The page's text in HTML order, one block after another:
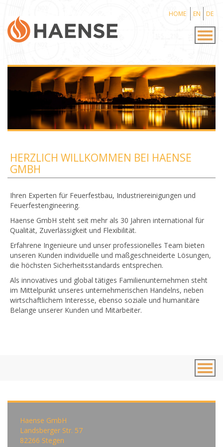
HOME DE
EN
HERZLICH WILLKOMMEN BEI HAENSE
GMBH
Ihren Experten für Feuerfestbau, Industriereinigungen und
Feuerfestengineering.
Haense GmbH steht seit mehr als 30 Jahren international für
Qualität, Zuverlässigkeit und Flexibilität.
Erfahrene Ingenieure und unser professionelles Team bieten
unseren Kunden individuelle und maßgeschneiderte Lösungen,
die höchsten Sicherheitsstandards entsprechen.
Als innovatives und global tätiges Familienunternehmen steht
im Mittelpunkt unseres unternehmerischen Handelns, neben
wirtschaftlichem Interesse, ebenso soziale und humanitäre
Belange unserer Kunden und Mitarbeiter.
Haense GmbH
Landsberger Str. 57
82266 Stegen